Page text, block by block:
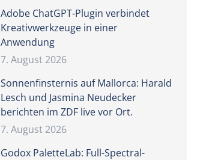
Adobe ChatGPT-Plugin verbindet
Kreativwerkzeuge in einer
Anwendung
7. August 2026
Sonnenfinsternis auf Mallorca: Harald
Lesch und Jasmina Neudecker
berichten im ZDF live vor Ort.
7. August 2026
Godox PaletteLab: Full-Spectral-